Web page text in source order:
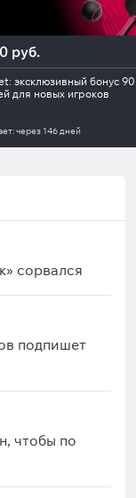
руб.
эксклюзивный бонус 90
для новых игроков
через 146 дней
сорвался
подпишет
чтобы по